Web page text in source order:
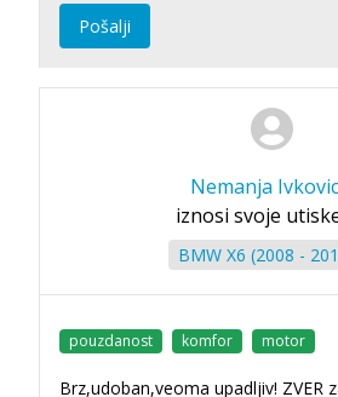
Pošalji
Nemanja Ivkovic
iznosi svoje
BMW X6 (2008 -
pouzdanost komfor motor
Brz,udoban,veoma upadljiv! ZVER